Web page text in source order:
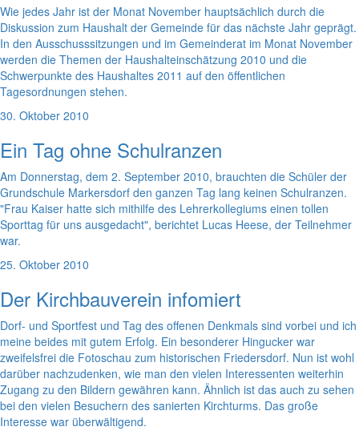
Wie jedes Jahr ist der Monat November hauptsächlich durch die
Diskussion zum Haushalt der Gemeinde für das nächste Jahr geprägt.
In den Ausschusssitzungen und im Gemeinderat im Monat November
werden die Themen der Haushalteinschätzung 2010 und die
Schwerpunkte des Haushaltes 2011 auf den öffentlichen
Tagesordnungen stehen.
30. Oktober 2010
Ein Tag ohne Schulranzen
Am Donnerstag, dem 2. September 2010, brauchten die Schüler der
Grundschule Markersdorf den ganzen Tag lang keinen Schulranzen.
"Frau Kaiser hatte sich mithilfe des Lehrerkollegiums einen tollen
Sporttag für uns ausgedacht", berichtet Lucas Heese, der Teilnehmer
war.
25. Oktober 2010
Der Kirchbauverein infomiert
Dorf- und Sportfest und Tag des offenen Denkmals sind vorbei und ich
meine beides mit gutem Erfolg. Ein besonderer Hingucker war
zweifelsfrei die Fotoschau zum historischen Friedersdorf. Nun ist wohl
darüber nachzudenken, wie man den vielen Interessenten weiterhin
Zugang zu den Bildern gewähren kann. Ähnlich ist das auch zu sehen
bei den vielen Besuchern des sanierten Kirchturms. Das große
Interesse war überwältigend.